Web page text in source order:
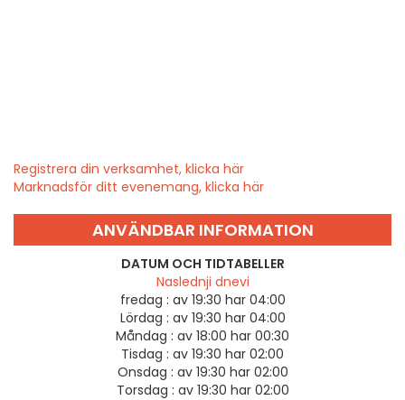
Registrera din verksamhet, klicka här
Marknadsför ditt evenemang, klicka här
ANVÄNDBAR INFORMATION
DATUM OCH TIDTABELLER
Naslednji dnevi
fredag : av 19:30 har 04:00
Lördag : av 19:30 har 04:00
Måndag : av 18:00 har 00:30
Tisdag : av 19:30 har 02:00
Onsdag : av 19:30 har 02:00
Torsdag : av 19:30 har 02:00